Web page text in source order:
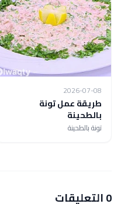
2026-07-08
طريقة عمل تونة
بالطحينة
تونة بالطحينة
0 التعليقات